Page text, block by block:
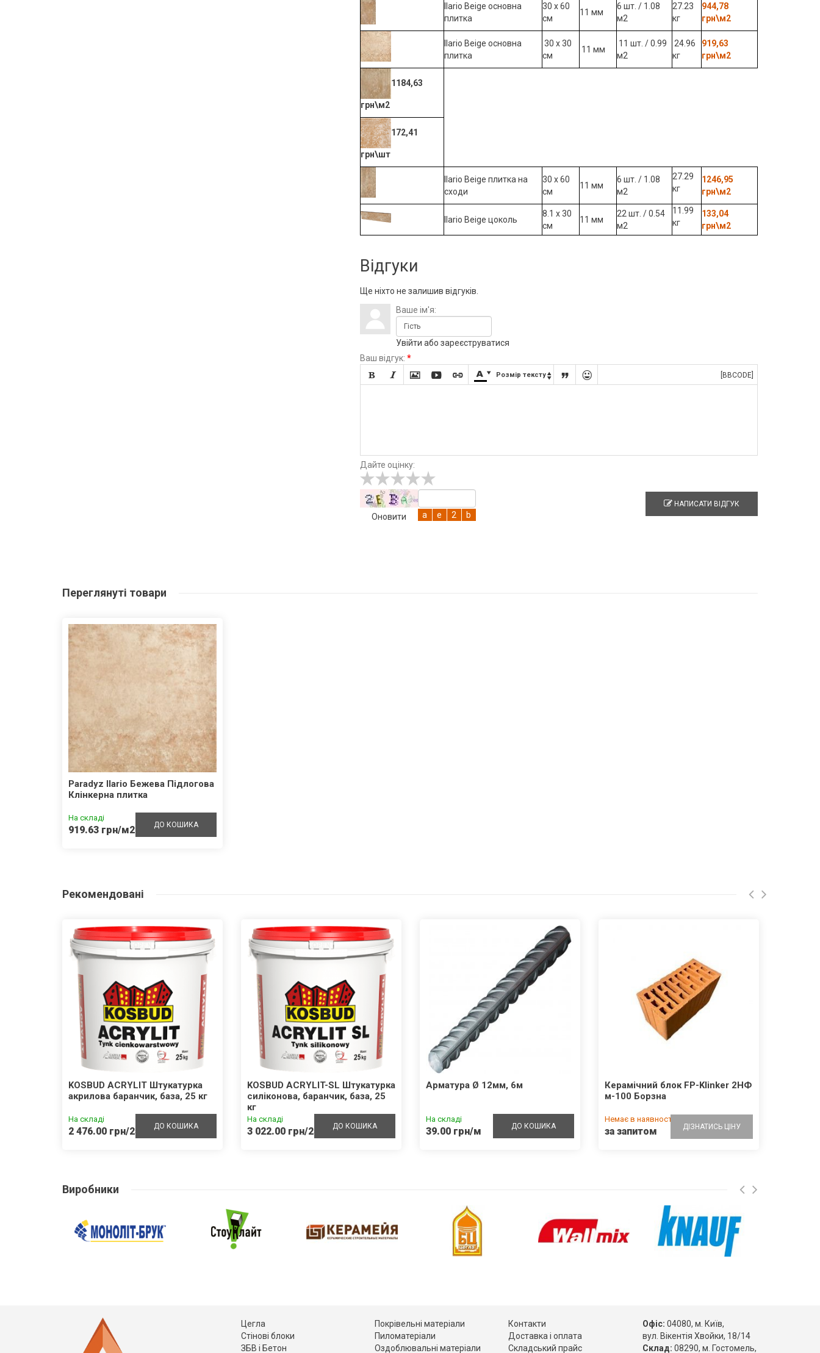
Ilario Beige основна
плитка
30 x 60
см
11 мм
6 шт. / 1.08
м2
27.23
кг
944,78
грн\м2
Ilario Beige основна
плитка
30 x 30
см
11 мм
11 шт. / 0.99
м2
24.96
кг
919,63
грн\м2
1184,63
грн\м2
172,41
грн\шт
Ilario Beige плитка на
сходи
30 x 60
см
11 мм
6 шт. / 1.08
м2
27.29
кг
1246,95
грн\м2
Ilario Beige цоколь
8.1 х 30
см
11 мм
22 шт. / 0.54
м2
11.99
кг
133,04
грн\м2
Відгуки
Ще ніхто не залишив відгуків.
Ваше ім'я:
Увійти або зареєструватися
Ваш відгук: *
       Розмір тексту   [BBCODE]
Дайте оцінку:
Оновити
НАПИСАТИ ВІДГУК
Переглянуті товари
Paradyz Ilario Бежева Підлогова
Клінкерна плитка
На складі
919.63 грн/м2 ДО КОШИКА
Рекомендовані
KOSBUD ACRYLIT Штукатурка
акрилова баранчик, база, 25 кг
На складі
2 476.00 грн/25кг ДО КОШИКА
KOSBUD ACRYLIT-SL Штукатурка
силіконова, баранчик, база, 25
кг
На складі
3 022.00 грн/25кг ДО КОШИКА
Арматура Ø 12мм, 6м
На складі
39.00 грн/м ДО КОШИКА
Керамічний блок FP-Klinker 2НФ
м-100 Борзна
Немає в наявності
за запитом ДІЗНАТИСЬ ЦІНУ
Виробники
Цегла
Стінові блоки
ЗБВ і Бетон
Покрівельні матеріали
Пиломатеріали
Оздоблювальні матеріали
Контакти
Доставка і оплата
Складський прайс
Офіс: 04080, м. Київ,
вул. Вікентія Хвойки, 18/14
Склад: 08290, м. Гостомель,